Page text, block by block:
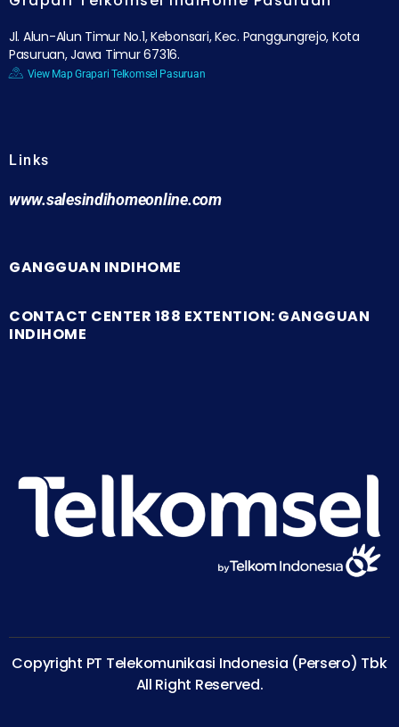
Jl. Alun-Alun Timur No.1, Kebonsari, Kec. Panggungrejo, Kota
Pasuruan, Jawa Timur 67316.
View Map Grapari Telkomsel Pasuruan
Links
www.salesindihomeonline.com
GANGGUAN INDIHOME
CONTACT CENTER 188 EXTENTION: GANGGUAN
INDIHOME
Copyright PT Telekomunikasi Indonesia (Persero) Tbk
All Right Reserved.